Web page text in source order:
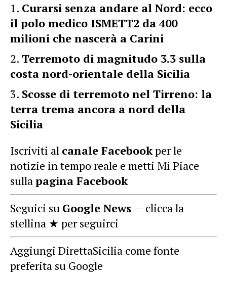
Curarsi senza andare al Nord: ecco
il polo medico ISMETT2 da 400
milioni che nascerà a Carini
Terremoto di magnitudo 3.3 sulla
costa nord-orientale della Sicilia
Scosse di terremoto nel Tirreno: la
terra trema ancora a nord della
Sicilia
Iscriviti al canale Facebookper le
notizie in tempo reale e metti Mi Piace
sullapagina Facebook
Seguici su Google News — clicca la
stellina ★ per seguirci
Aggiungi DirettaSicilia come fonte
preferita su Google